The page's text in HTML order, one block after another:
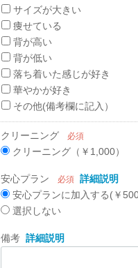
サイズが大きい
痩せている
背が高い
背が低い
落ち着いた感じが好き
華やかが好き
その他(備考欄に記入）
クリーニング 必須
クリーニング（￥1,000）
安心プラン 必須 詳細説明
安心プランに加入する(￥
選択しない
備考 詳細説明